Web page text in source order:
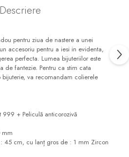
Descriere
pentru ziua de nastere a unei
accesoriu pentru a iesi in evidenta,
perfecta. Lumea bijuteriilor este
de fantezie. Pentru ca stim cata
va recomandam colierele
999 + Peliculă anticorozivă
45 cm, cu lanț gros de : 1 mm Zircon